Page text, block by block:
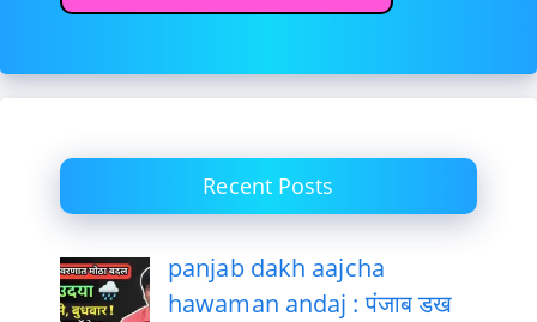
Recent Posts
panjab dakh aajcha
hawaman andaj : पंजाब डख